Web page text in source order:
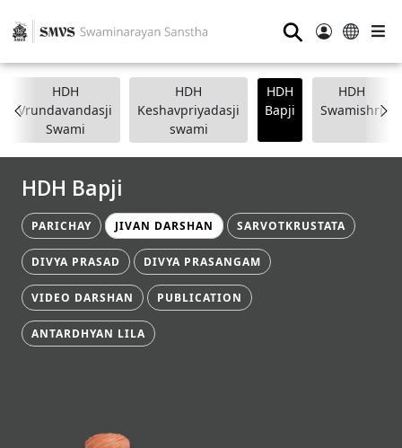
⚲
HDH
Vrundavandasji
Swami
HDH
Keshavpriyadasji
swami
HDH
Bapji
HDH
Swamishri
HDH Bapji
PARICHAY JIVAN DARSHAN SARVOTKRUSTATA
DIVYA PRASAD DIVYA PRASANGAM
VIDEO DARSHAN PUBLICATION
ANTARDHYAN LILA